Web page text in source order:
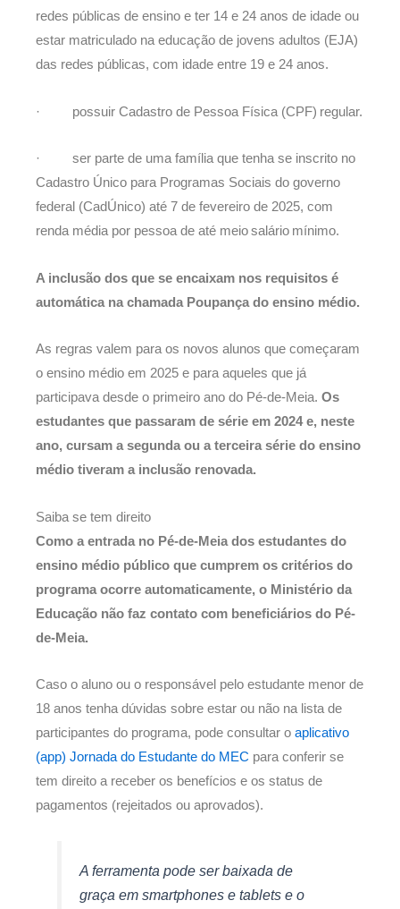
redes públicas de ensino e ter 14 e 24 anos de idade ou
estar matriculado na educação de jovens adultos (EJA)
das redes públicas, com idade entre 19 e 24 anos.
· possuir Cadastro de Pessoa Física (CPF) regular.
· ser parte de uma família que tenha se inscrito no
Cadastro Único para Programas Sociais do governo
federal (CadÚnico) até 7 de fevereiro de 2025, com
renda média por pessoa de até meio salário mínimo.
A inclusão dos que se encaixam nos requisitos é
automática na chamada Poupança do ensino médio.
As regras valem para os novos alunos que começaram
o ensino médio em 2025 e para aqueles que já
participava desde o primeiro ano do Pé-de-Meia. Os
estudantes que passaram de série em 2024 e, neste
ano, cursam a segunda ou a terceira série do ensino
médio tiveram a inclusão renovada.
Saiba se tem direito
Como a entrada no Pé-de-Meia dos estudantes do
ensino médio público que cumprem os critérios do
programa ocorre automaticamente, o Ministério da
Educação não faz contato com beneficiários do Pé-
de-Meia.
Caso o aluno ou o responsável pelo estudante menor de
18 anos tenha dúvidas sobre estar ou não na lista de
participantes do programa, pode consultar o aplicativo
(app) Jornada do Estudante do MEC para conferir se
tem direito a receber os benefícios e os status de
pagamentos (rejeitados ou aprovados).
A ferramenta pode ser baixada de
graça em smartphones e tablets e o